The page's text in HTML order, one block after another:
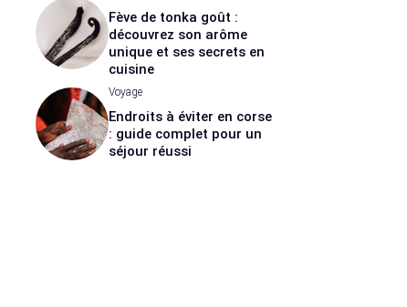
Fève de tonka goût :
découvrez son arôme
unique et ses secrets en
cuisine
Voyage
Endroits à éviter en corse
: guide complet pour un
séjour réussi